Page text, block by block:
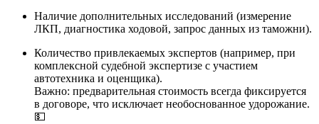
Наличие дополнительных исследований (измерение
ЛКП, диагностика ходовой, запрос данных из таможни).
Количество привлекаемых экспертов (например, при
комплексной судебной экспертизе с участием
автотехника и оценщика).
Важно: предварительная стоимость всегда фиксируется
в договоре, что исключает необоснованное удорожание.
💵